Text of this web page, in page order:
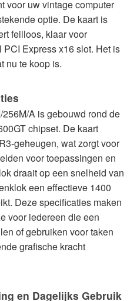
voor uw vintage computer
optie. De kaart is
feilloos, klaar voor
Express x16 slot. Het is
nu te koop is.
A is gebouwd rond de
chipset. De kaart
geheugen, wat zorgt voor
voor toepassingen en
draait op een snelheid van
een effectieve 1400
Deze specificaties maken
voor iedereen die een
of gebruiken voor taken
grafische kracht
en Dagelijks Gebruik